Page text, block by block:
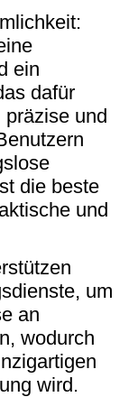
ein
dafür
und
die beste
und
um
an
wodurch
wird.